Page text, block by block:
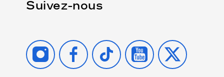
Suivez-nous
INSTAGRAMFACEBOOK
TIKTOK YOUTUBE
X